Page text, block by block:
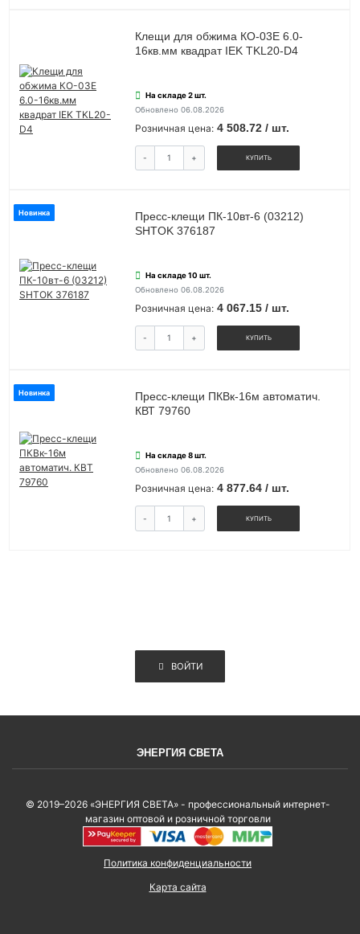
Клещи для обжима КО-03Е 6.0-
16кв.мм квадрат IEK TKL20-D4
На складе 2 шт.
Обновлено 06.08.2026
Розничная цена: 4 508.72 / шт.
- + КУПИТЬ
Новинка
Пресс-клещи ПК-10вт-6 (03212)
SHTOK 376187
На складе 10 шт.
Обновлено 06.08.2026
Розничная цена: 4 067.15 / шт.
- + КУПИТЬ
Новинка
Пресс-клещи ПКВк-16м автоматич.
КВТ 79760
На складе 8 шт.
Обновлено 06.08.2026
Розничная цена: 4 877.64 / шт.
- + КУПИТЬ
ВОЙТИ
ЭНЕРГИЯ СВЕТА
© 2019–2026 «ЭНЕРГИЯ СВЕТА» - профессиональный интернет-
магазин оптовой и розничной торговли
Политика конфиденциальности
Карта сайта